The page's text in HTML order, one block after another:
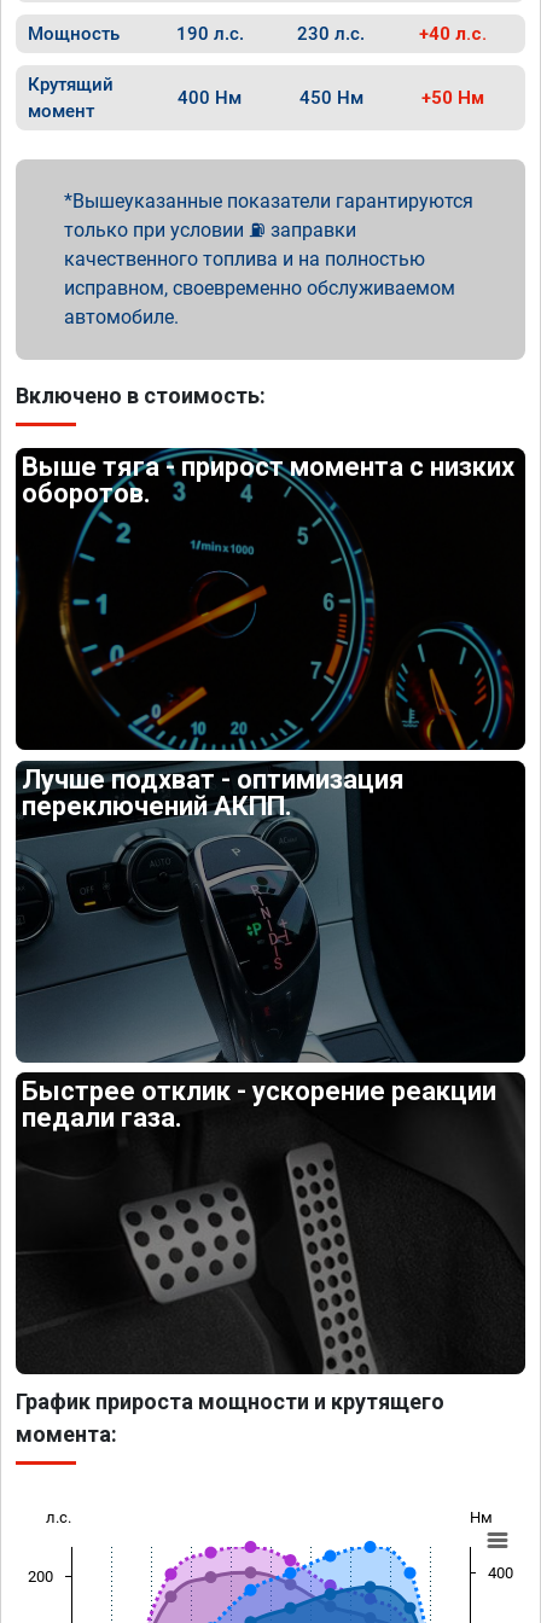
Мощность 190 л.с. 230 л.с. +40 л.с.
Крутящий
момент
400 Нм 450 Нм +50 Нм
Вышеуказанные показатели гарантируются
только при условии ⛽ заправки
качественного топлива и на полностью
исправном, своевременно обслуживаемом
автомобиле.
Включено в стоимость:
Выше тяга - прирост момента с низких
оборотов.
Лучше подхват - оптимизация
переключений АКПП.
Быстрее отклик - ускорение реакции
педали газа.
График прироста мощности и крутящего
момента:
л.с. Нм
200 400